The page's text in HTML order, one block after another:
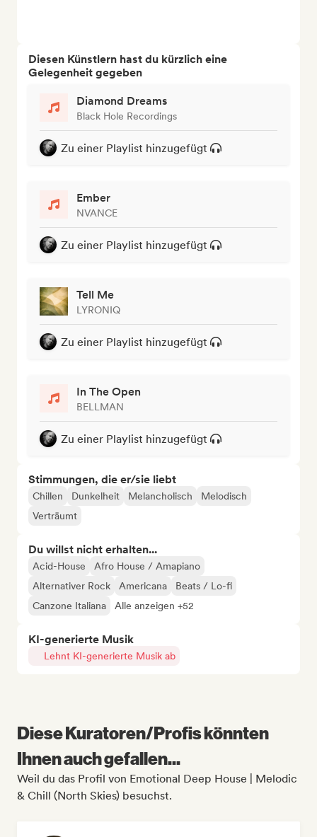
Diesen Künstlern hast du kürzlich eine
Gelegenheit gegeben
Diamond Dreams
Black Hole Recordings
Zu einer Playlist hinzugefügt
Ember
NVANCE
Zu einer Playlist hinzugefügt
Tell Me
LYRONIQ
Zu einer Playlist hinzugefügt
In The Open
BELLMAN
Zu einer Playlist hinzugefügt
Stimmungen, die er/sie liebt
Chillen Dunkelheit Melancholisch
Melodisch
Verträumt
Du willst nicht erhalten...
Acid-House
Afro House / Amapiano
Alternativer Rock
Americana
Beats / Lo-fi
Canzone Italiana
Alle anzeigen +52
KI-generierte Musik
Lehnt KI-generierte Musik ab
Diese Kuratoren/Profis könnten
Ihnen auch gefallen...
Weil du das Profil von Emotional Deep House | Melodic
& Chill (North Skies) besuchst.